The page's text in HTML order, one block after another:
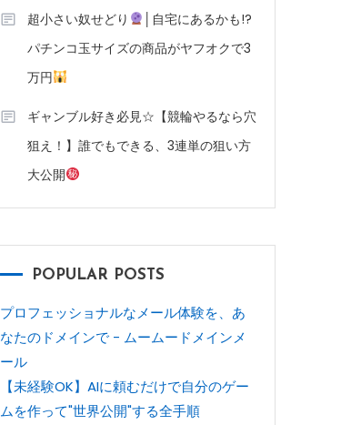
超小さい奴せどり
│自宅にあるかも!?
パチンコ玉サイズの商品がヤフオクで3
万円
ギャンブル好き必見☆【競輪やるなら穴
狙え！】誰でもできる、3連単の狙い方
大公開
POPULAR POSTS
プロフェッショナルなメール体験を、あ
なたのドメインで - ムームードメインメ
ール
【未経験OK】AIに頼むだけで自分のゲー
ムを作って"世界公開"する全手順